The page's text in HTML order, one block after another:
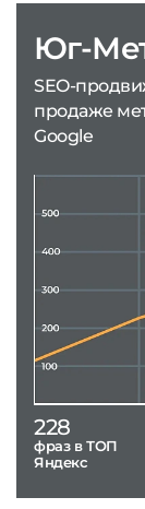
Юг-
SEO-
продаже
Google
228
фраз в ТОП
Яндекс